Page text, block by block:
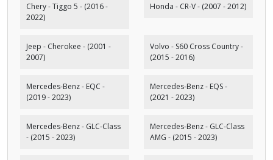
Chery - Tiggo 5 - (2016 -
2022)
Honda - CR-V - (2007 - 2012)
Jeep - Cherokee - (2001 -
2007)
Volvo - S60 Cross Country -
(2015 - 2016)
Mercedes-Benz - EQC -
(2019 - 2023)
Mercedes-Benz - EQS -
(2021 - 2023)
Mercedes-Benz - GLC-Class
- (2015 - 2023)
Mercedes-Benz - GLC-Class
AMG - (2015 - 2023)